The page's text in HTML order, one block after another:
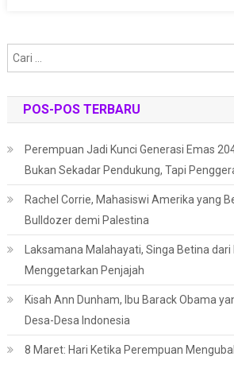
POS-POS TERBARU
Perempuan Jadi Kunci Generasi Emas
Bukan Sekadar Pendukung, Tapi
Rachel Corrie, Mahasiswi Amerika yang
Bulldozer demi Palestina
Laksamana Malahayati, Singa Betina dari
Menggetarkan Penjajah
Kisah Ann Dunham, Ibu Barack Obama
Desa-Desa Indonesia
8 Maret: Hari Ketika Perempuan